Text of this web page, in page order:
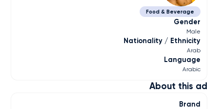
About this ad
Brand
Food & Beverage
Gender
Male
Nationality / Ethnicity
Arab
Language
Arabic